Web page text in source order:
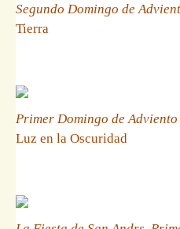
Segundo Domingo de
Tierra
Primer Domingo de Adviento
Luz en la Oscuridad